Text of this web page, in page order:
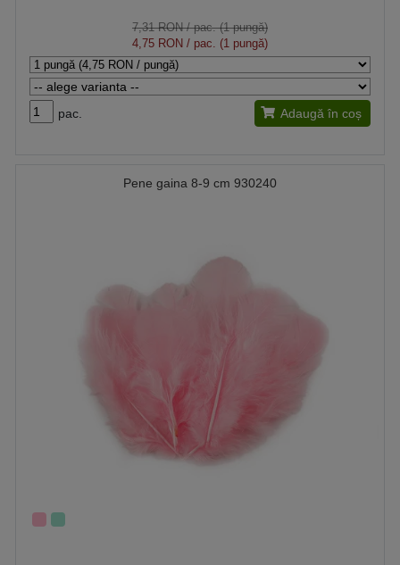
7,31 RON/ pac. (1 pungă)
4,75 RON / pac. (1 pungă)
pac. Adaugă în coș
Pene gaina 8-9 cm 930240